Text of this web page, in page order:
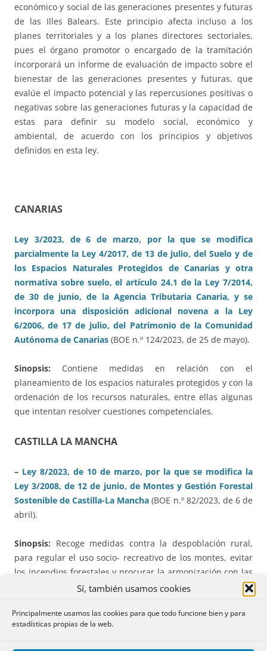
Sí, también usamos cookies
Principalmente usamos las cookies para que todo funcione bien y para
estadísticas propias de la web.
económico y social de las generaciones presentes y futuras
de las Illes Balears. Este principio afecta incluso a los
planes territoriales y a los planes directores sectoriales,
pues el órgano promotor o encargado de la tramitación
incorporará un informe de evaluación de impacto sobre el
bienestar de las generaciones presentes y futuras, que
evalúe el impacto potencial y las repercusiones positivas o
negativas sobre las generaciones futuras y la capacidad de
estas para definir su modelo social, económico y
ambiental, de acuerdo con los principios y objetivos
definidos en esta ley.
CANARIAS
Ley 3/2023, de 6 de marzo, por la que se modifica
parcialmente la Ley 4/2017, de 13 de julio, del Suelo y de
los Espacios Naturales Protegidos de Canarias y otra
normativa sobre suelo, el artículo 24.1 de la Ley 7/2014,
de 30 de junio, de la Agencia Tributaria Canaria, y se
incorpora una disposición adicional novena a la Ley
6/2006, de 17 de julio, del Patrimonio de la Comunidad
Autónoma de Canarias (BOE n.º 124/2023, de 25 de mayo).
Sinopsis: Contiene medidas en relación con el
planeamiento de los espacios naturales protegidos y con la
ordenación de los recursos naturales, entre ellas algunas
que intentan resolver cuestiones competenciales.
CASTILLA LA MANCHA
– Ley 8/2023, de 10 de marzo, por la que se modifica la
Ley 3/2008, de 12 de junio, de Montes y Gestión Forestal
Sostenible de Castilla-La Mancha(BOE n.º 82/2023, de 6 de
abril).
Sinopsis: Recoge medidas contra la despoblación rural,
para regular el uso socio- recreativo de los montes, evitar
los incendios forestales y procurar la armonización con las
diferentes estrategias y normas de la Unión Europea.
⇒Seránindivisibles, salvo por causa no imputable a la
persona propietaria, las parcelas forestales o de monte